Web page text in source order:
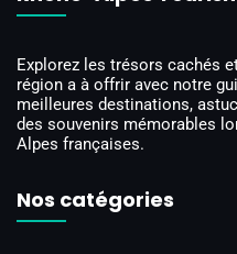
Explorez les trésors cachés
région a à offrir avec notre
meilleures destinations,
des souvenirs mémorables
Alpes françaises.
Nos catégories